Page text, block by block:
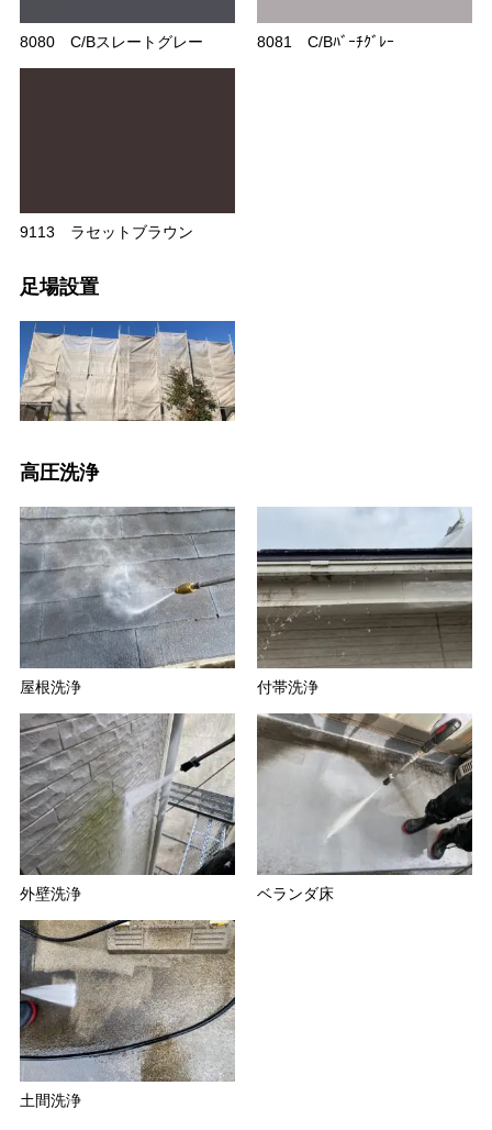
8080 C/Bスレートグレー 8081 C/Bﾊﾞｰﾁｸﾞﾚｰ
9113 ラセットブラウン
足場設置
高圧洗浄
屋根洗浄 付帯洗浄
外壁洗浄 ベランダ床
土間洗浄